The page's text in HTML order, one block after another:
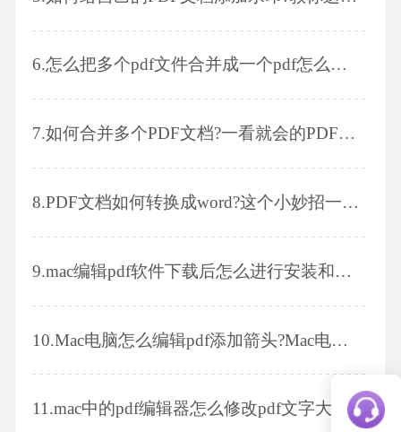
6.怎么把多个pdf文件合并成一个pdf怎么转换成ppt格式
7.如何合并多个PDF文档?一看就会的PDF合并技巧!
8.PDF文档如何转换成word?这个小妙招一定要学会!
9.mac编辑pdf软件下载后怎么进行安装和编辑?
10.Mac电脑怎么编辑pdf添加箭头?Mac电脑系统下编辑pdf哪款软件好用?
11.mac中的pdf编辑器怎么修改pdf文字大小?mac中的pdf编辑器怎么给pdf添加水印?